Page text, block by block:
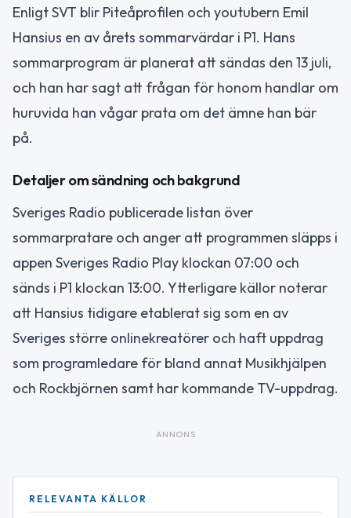
Enligt SVT blir Piteåprofilen och youtubern Emil
Hansius en av årets sommarvärdar i P1. Hans
sommarprogram är planerat att sändas den 13 juli,
och han har sagt att frågan för honom handlar om
huruvida han vågar prata om det ämne han bär
på.
Detaljer om sändning och bakgrund
Sveriges Radio publicerade listan över
sommarpratare och anger att programmen släpps i
appen Sveriges Radio Play klockan 07:00 och
sänds i P1 klockan 13:00. Ytterligare källor noterar
att Hansius tidigare etablerat sig som en av
Sveriges större onlinekreatörer och haft uppdrag
som programledare för bland annat Musikhjälpen
och Rockbjörnen samt har kommande TV-uppdrag.
ANNONS
RELEVANTA KÄLLOR